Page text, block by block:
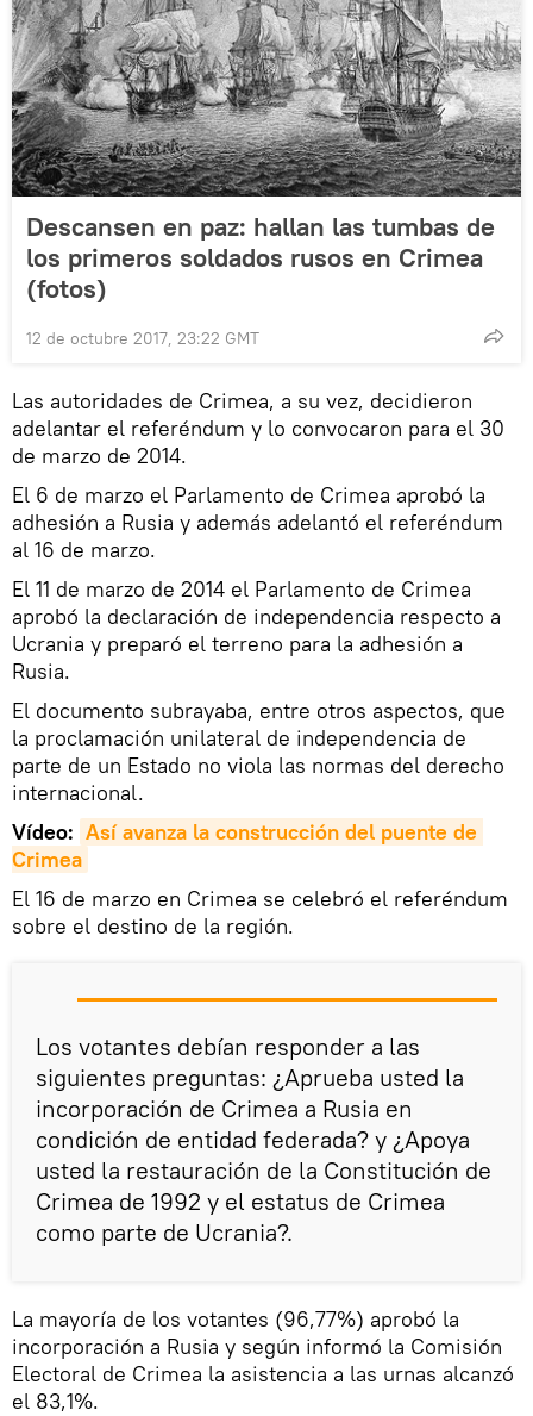
Descansen en paz: hallan las tumbas de
los primeros soldados rusos en Crimea
(fotos)
12 de octubre 2017, 23:22 GMT
Las autoridades de Crimea, a su vez, decidieron
adelantar el referéndum y lo convocaron para el 30
de marzo de 2014.
El 6 de marzo el Parlamento de Crimea aprobó la
adhesión a Rusia y además adelantó el referéndum
al 16 de marzo.
El 11 de marzo de 2014 el Parlamento de Crimea
aprobó la declaración de independencia respecto a
Ucrania y preparó el terreno para la adhesión a
Rusia.
El documento subrayaba, entre otros aspectos, que
la proclamación unilateral de independencia de
parte de un Estado no viola las normas del derecho
internacional.
Vídeo: Así avanza la construcción del puente de
Crimea
El 16 de marzo en Crimea se celebró el referéndum
sobre el destino de la región.
Los votantes debían responder a las
siguientes preguntas: ¿Aprueba usted la
incorporación de Crimea a Rusia en
condición de entidad federada? y ¿Apoya
usted la restauración de la Constitución de
Crimea de 1992 y el estatus de Crimea
como parte de Ucrania?.
La mayoría de los votantes (96,77%) aprobó la
incorporación a Rusia y según informó la Comisión
Electoral de Crimea la asistencia a las urnas alcanzó
el 83,1%.